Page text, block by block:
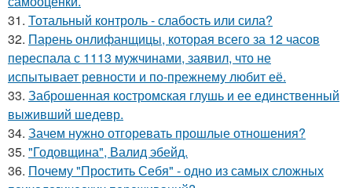
31. Тотальный контроль - слабость или сила?
32. Парень онлифанщицы, которая всего за 12 часов
переспала с 1113 мужчинами, заявил, что не
испытывает ревности и по-прежнему любит её.
33. Заброшенная костромская глушь и ее единственный
выживший шедевр.
34. Зачем нужно отгоревать прошлые отношения?
35. "Годовщина", Валид эбейд.
36. Почему "Простить Себя" - одно из самых сложных